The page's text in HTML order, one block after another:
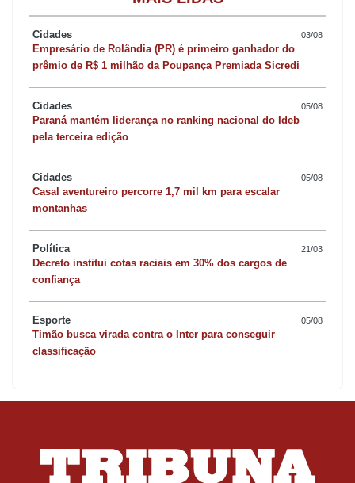
O edital do processo seletivo prevê a reserva de 10% das vagas
para pessoas negras e 5% para pessoas com deficiência. A
seleção consistirá de prova de títulos, de caráter classificatório,
com pontuação total de até 100 pontos. Cada habilitação/função
tem sua especificidade, portanto é importante que o candidato
verifique criteriosamente o edital antes de se inscrever. É possível
escolaridade exigida.
profissionais qualificados garante, na ponta, um ensino de
qualidade aos estudantes da rede estadual e a formação de
destes professores, pedagogos, tradutores e intérpretes,
conseguiremos manter o Paraná como estado de referência na
com divulgação no site da Seed-PR.
Cidades 03/08
Empresário de Rolândia (PR) é primeiro ganhador do
prêmio de R$ 1 milhão da Poupança Premiada Sicredi
Cidades 05/08
Paraná mantém liderança no ranking nacional do Ideb
pela terceira edição
Cidades 05/08
Casal aventureiro percorre 1,7 mil km para escalar
montanhas
Política 21/03
Decreto institui cotas raciais em 30% dos cargos de
confiança
Esporte 05/08
Timão busca virada contra o Inter para conseguir
classificação